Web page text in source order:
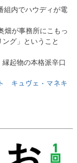
組内でハウディが電
畑が事務所にこもっ
グ」ということ
起物の本格派辛口
キュヴェ・マネキ